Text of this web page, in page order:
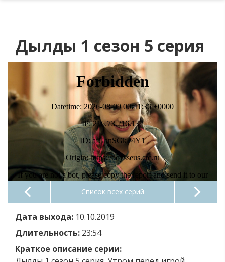
Дылды 1 сезон 5 серия
Список всех серий
Дата выхода: 10.10.2019
Длительность: 23:54
Краткое описание серии: